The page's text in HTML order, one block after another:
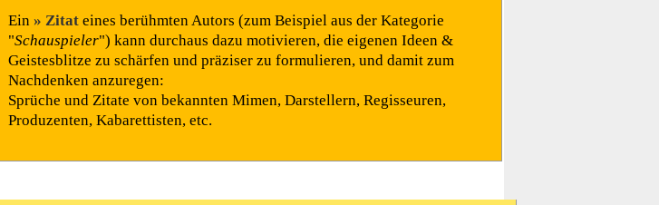
Ein Zitateines berühmten Autors (zum Beispiel aus der Kategorie
"Schauspieler") kann durchaus dazu motivieren, die eigenen Ideen &
Geistesblitze zu schärfen und präziser zu formulieren, und damit zum
Nachdenken anzuregen:
Sprüche und Zitate von bekannten Mimen, Darstellern, Regisseuren,
Produzenten, Kabarettisten, etc.